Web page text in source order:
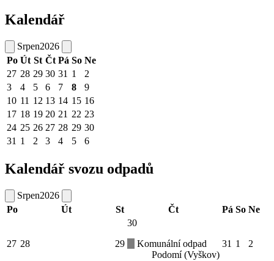
Kalendář
Srpen2026
Po Út St Čt Pá So Ne
27 28 29 30 31 1
2
3
4 5 6 7 8
9
10 11 12 13 14 15 16
17 18 19 20 21 22 23
24 25 26 27 28 29 30
31 1 2 3 4 5 6
Kalendář svozu odpadů
Srpen2026
Po
Út St Čt Pá So Ne
27 28 29
30
Komunální odpad
Podomí (Vyškov)
31 1 2